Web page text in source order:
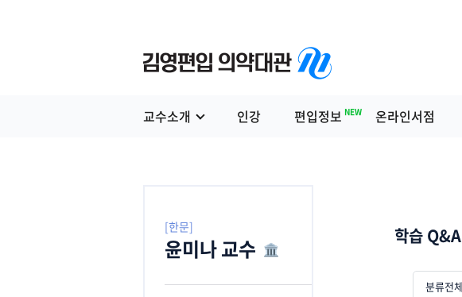
교수소개 인강 편입정보 NEW 온라인서점
[한문]
윤미나 교수 학습 Q&A